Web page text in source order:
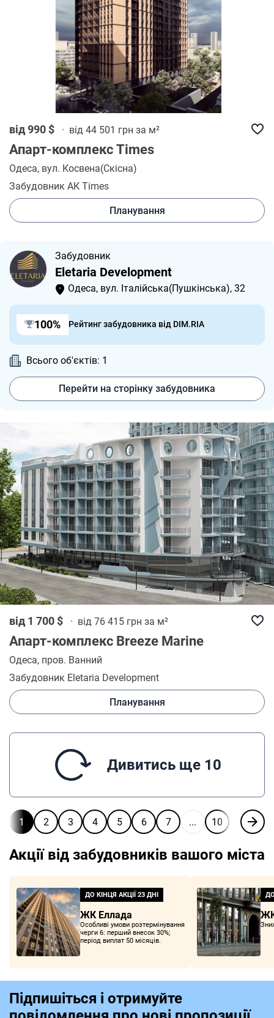
від 990 $ · від 44 501 грн за м²
Апарт-комплекс Times
Одеса, вул. Косвена(Скісна)
Забудовник АК Times
Планування
Забудовник
Eletaria Development
Одеса, вул. Італійська(Пушкінська), 32
100% Рейтинг забудовника від DIM.RIA
Всього об'єктів: 1
Перейти на сторінку забудовника
від 1 700 $ · від 76 415 грн за м²
Апарт-комплекс Breeze Marine
Одеса, пров. Ванний
Забудовник Eletaria Development
Планування
Дивитись ще 10
1 2 3 4 5 6 7 ... 10
Акції від забудовників вашого міста
ДО КІНЦЯ АКЦІЇ 23 ДНІ
ЖК Еллада
Особливі умови розтермінування
черги 6: перший внесок 30%;
період виплат 50 місяців.
Підпишіться і отримуйте